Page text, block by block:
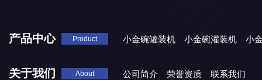
产品中心 Product 小金碗罐装机 小金碗灌装机 小
关于我们 About 公司简介 荣誉资质 联系我们